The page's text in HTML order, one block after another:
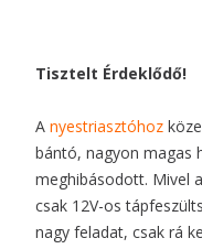
Tisztelt Érdeklődő!
A nyestriasztóhoz
bántó, nagyon magas
meghibásodott. Mivel
csak 12V-os
nagy feladat, csak rá